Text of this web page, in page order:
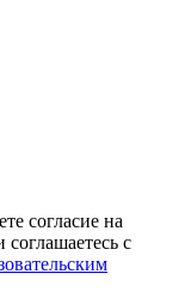
согласие на
с